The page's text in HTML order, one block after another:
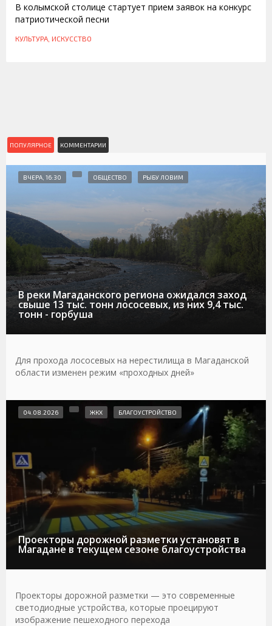
В колымской столице стартует прием заявок на конкурс
патриотической песни
КУЛЬТУРА, ИСКУССТВО
ПОПУЛЯРНОЕ КОММЕНТАРИИ
В реки Магаданского региона ожидался заход
свыше 13 тыс. тонн лососевых, из них 9,4 тыс.
тонн - горбуша
ВЧЕРА, 16:30 ОБЩЕСТВО РЫБУ ЛОВИМ
Для прохода лососевых на нерестилища в Магаданской
области изменен режим «проходных дней»
Проекторы дорожной разметки установят в
Магадане в текущем сезоне благоустройства
04.08.2026 ЖКХ БЛАГОУСТРОЙСТВО
Проекторы дорожной разметки — это современные
светодиодные устройства, которые проецируют
изображение пешеходного перехода